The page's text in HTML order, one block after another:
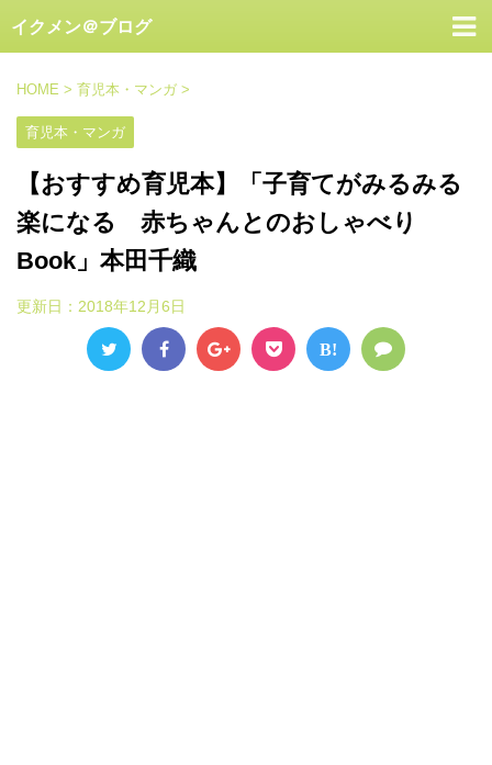
イクメン＠ブログ
HOME > 育児本・マンガ >
育児本・マンガ
【おすすめ育児本】「子育てがみるみる
楽になる 赤ちゃんとのおしゃべり
Book」本田千織
更新日： 2018年12月6日
B!